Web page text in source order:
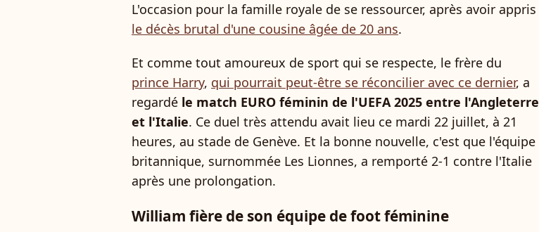
L'occasion pour la famille royale de se ressourcer, après avoir appris
le décès brutal d'une cousine âgée de 20 ans.
Et comme tout amoureux de sport qui se respecte, le frère du
prince Harry, qui pourrait peut-être se réconcilier avec ce dernier, a
regardé le match EURO féminin de l'UEFA 2025 entre l'Angleterre
et l'Italie. Ce duel très attendu avait lieu ce mardi 22 juillet, à 21
heures, au stade de Genève. Et la bonne nouvelle, c'est que l'équipe
britannique, surnommée Les Lionnes, a remporté 2-1 contre l'Italie
après une prolongation.
William fière de son équipe de foot féminine